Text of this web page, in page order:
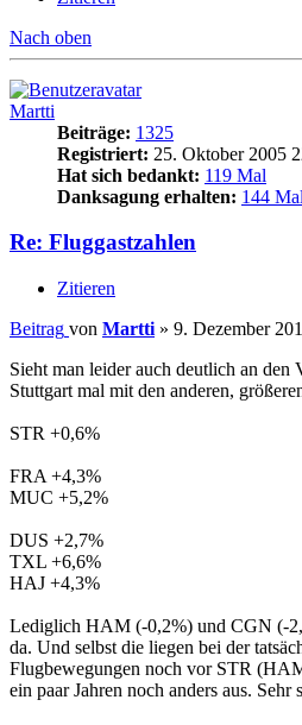
Nach oben
Martti
Beiträge: 1325
Registriert: 25. Oktober 2005
Hat sich bedankt: 119 Mal
Danksagung erhalten: 144 Mal
Re: Fluggastzahlen
Zitieren
Beitrag von Martti » 9. Dezember
Sieht man leider auch deutlich an den
Stuttgart mal mit den anderen,
STR +0,6%
FRA +4,3%
MUC +5,2%
DUS +2,7%
TXL +6,6%
HAJ +4,3%
Lediglich HAM (-0,2%) und CGN (-
da. Und selbst die liegen bei der
Flugbewegungen noch vor STR
ein paar Jahren noch anders aus. Sehr